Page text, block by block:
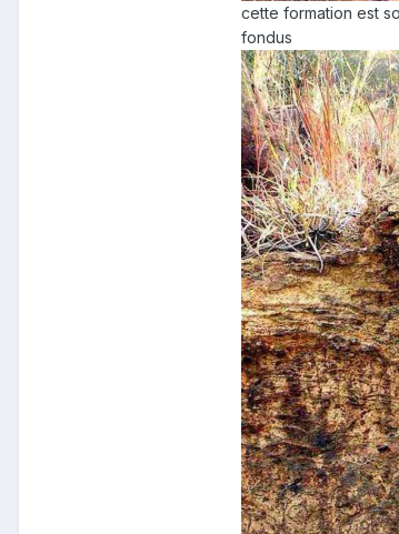
cette formation est
fondus